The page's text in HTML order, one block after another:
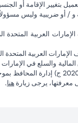
بتغيير الإقامة أو
أو ضريبية وليس مسؤولاً
العربية المتحدة
معرفتها، يرجى زيارة هنا.